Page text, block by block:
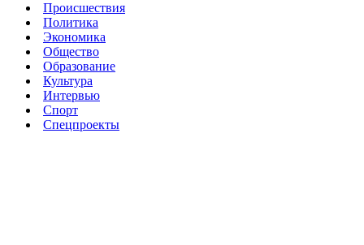
Происшествия
Политика
Экономика
Общество
Образование
Культура
Интервью
Спорт
Спецпроекты